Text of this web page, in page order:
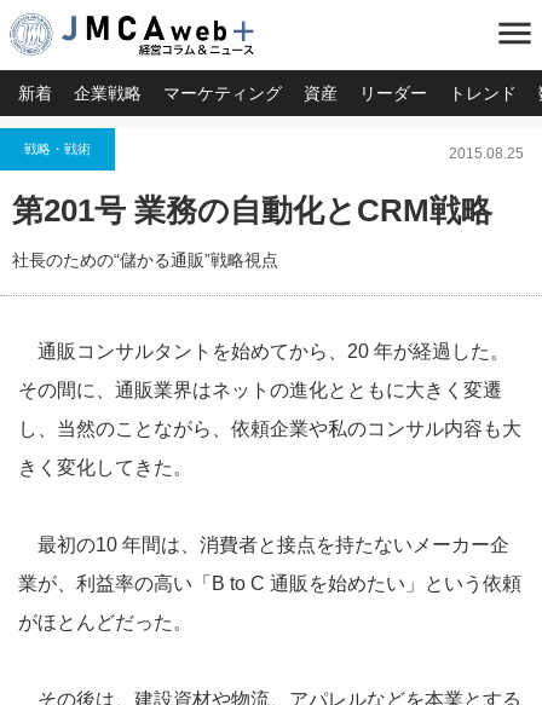
menu
新着 企業戦略 マーケティング 資産 リーダー トレンド
戦略・戦術 2015.08.25
第201号 業務の自動化とCRM戦略
社長のための“儲かる通販”戦略視点
通販コンサルタントを始めてから、20 年が経過した。
その間に、通販業界はネットの進化とともに大きく変遷
し、当然のことながら、依頼企業や私のコンサル内容も大
きく変化してきた。
最初の10 年間は、消費者と接点を持たないメーカー企
業が、利益率の高い「B to C 通販を始めたい」という依頼
がほとんどだった。
その後は、建設資材や物流、アパレルなどを本業とする